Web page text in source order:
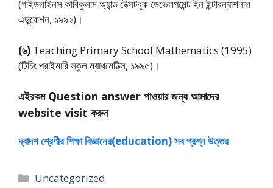
(গাইডলাইনস কারিকুলাম অ্যান্ড টেক্সটবুক ডেভেলপমেন্ট ইন ইন্টারন্যাশনাল
এডুকেশন, ১৯৯২)।
(৬) Teaching Primary School Mathematics (1995)
(টিচিং প্রাইমারি স্কুল ম্যাথমেটিক্স, ১৯৯৫)।
এইরকম Question answer পাওয়ার জন্য আমাদের
website visit করুন
দ্বাদশ শ্রেণীর শিক্ষা বিজ্ঞানের(education) সব প্রশ্ন উত্তর
Categories
Uncategorized